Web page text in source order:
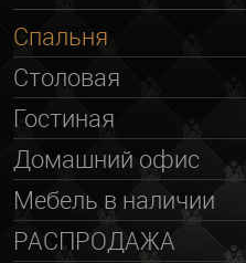
Спальня
Столовая
Гостиная
Домашний офис
Мебель в наличии
РАСПРОДАЖА